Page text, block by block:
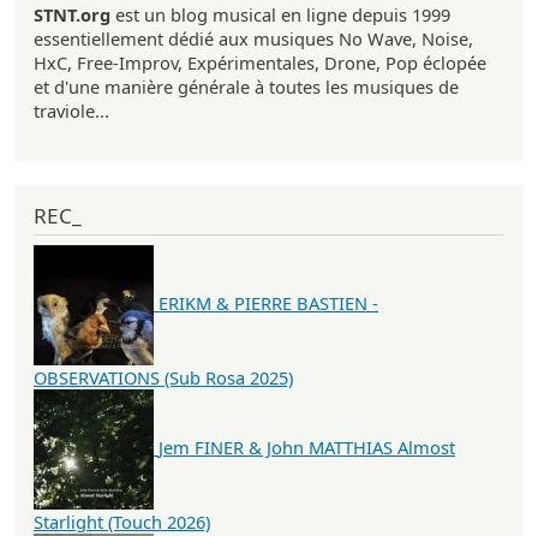
STNT.org est un blog musical en ligne depuis 1999
essentiellement dédié aux musiques No Wave, Noise,
HxC, Free-Improv, Expérimentales, Drone, Pop éclopée
et d'une manière générale à toutes les musiques de
traviole...
REC_
ERIKM & PIERRE BASTIEN -
OBSERVATIONS (Sub Rosa 2025)
Jem FINER & John MATTHIAS Almost
Starlight (Touch 2026)